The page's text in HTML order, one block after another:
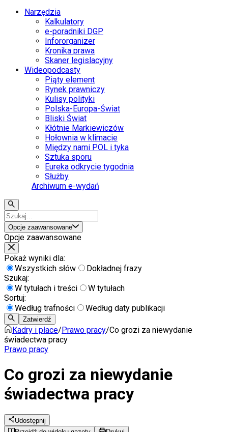
Narzędzia
Kalkulatory
e-poradniki DGP
Infororganizer
Kronika prawa
Skaner legislacyjny
Wideopodcasty
Piąty element
Rynek prawniczy
Kulisy polityki
Polska-Europa-Świat
Bliski Świat
Kłótnie Markiewiczów
Hołownia w klimacie
Między nami POL i tyka
Sztuka sporu
Eureka odkrycie tygodnia
Służby
Archiwum e-wydań
Opcje zaawansowane
Opcje zaawansowane
Pokaż wyniki dla:
Wszystkich słów
Dokładnej frazy
Szukaj:
W tytułach i treści
W tytułach
Sortuj:
Według trafności
Według daty publikacji
Zatwierdź
Kadry i płace/Prawo pracy/Co grozi za niewydanie
świadectwa pracy
Prawo pracy
Co grozi za niewydanie
świadectwa pracy
Udostępnij